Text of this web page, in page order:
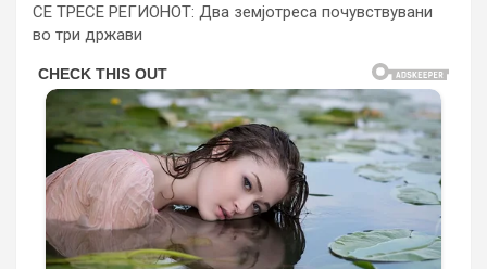
СЕ ТРЕСЕ РЕГИОНОТ: Два земјотреса почувствувани
во три држави